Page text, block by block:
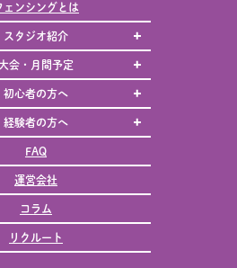
ェンシングとは
スタジオ紹介
大会・月間予定
初心者の方へ
経験者の方へ
FAQ
運営会社
コラム
リクルート